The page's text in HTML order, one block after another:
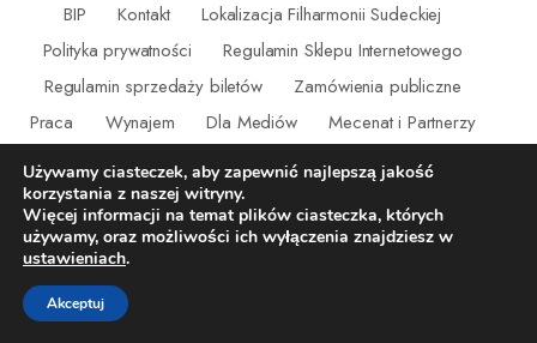
BIP Kontakt
Lokalizacja Filharmonii Sudeckiej
Polityka prywatności
Regulamin Sklepu Internetowego
Regulamin sprzedaży biletów
Zamówienia publiczne
Praca
Wynajem Dla Mediów
Mecenat i Partnerzy
RODO Ochrona małoletnich
(C) – Filharmonia Sudecka. Wszystkie prawa zastrzeżone.
Używamy ciasteczek, aby zapewnić najlepszą jakość
korzystania z naszej witryny.
Więcej informacji na temat plików ciasteczka, których
używamy, oraz możliwości ich wyłączenia znajdziesz w
ustawieniach.
Akceptuj